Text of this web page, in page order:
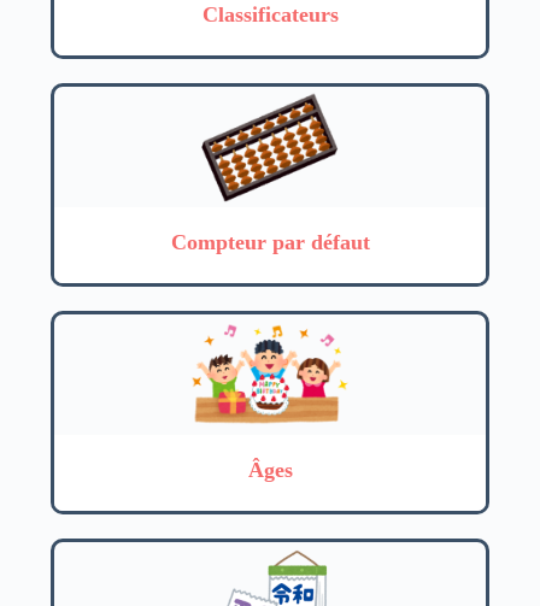
Classificateurs
Compteur par défaut
Âges